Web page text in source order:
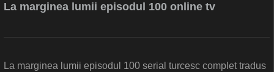
La marginea lumii episodul 100 online tv
La marginea lumii episodul 100 serial turcesc complet tradus